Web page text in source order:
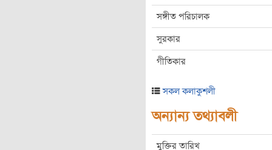
সঙ্গীত পরিচালক
সুরকার
গীতিকার
সকল কলাকুশলী
অন্যান্য তথ্যাবলী
মুক্তির তারিখ